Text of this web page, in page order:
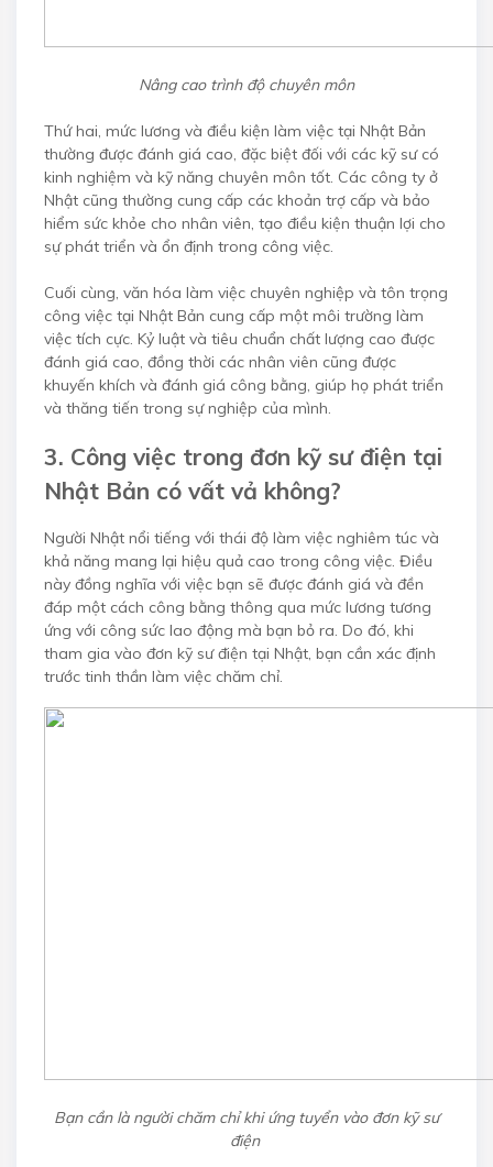
Nâng cao trình độ chuyên môn
Thứ hai, mức lương và điều kiện làm việc tại Nhật Bản
thường được đánh giá cao, đặc biệt đối với các kỹ sư có
kinh nghiệm và kỹ năng chuyên môn tốt. Các công ty ở
Nhật cũng thường cung cấp các khoản trợ cấp và bảo
hiểm sức khỏe cho nhân viên, tạo điều kiện thuận lợi cho
sự phát triển và ổn định trong công việc.
Cuối cùng, văn hóa làm việc chuyên nghiệp và tôn trọng
công việc tại Nhật Bản cung cấp một môi trường làm
việc tích cực. Kỷ luật và tiêu chuẩn chất lượng cao được
đánh giá cao, đồng thời các nhân viên cũng được
khuyến khích và đánh giá công bằng, giúp họ phát triển
và thăng tiến trong sự nghiệp của mình.
3. Công việc trong đơn kỹ sư điện tại
Nhật Bản có vất vả không?
Người Nhật nổi tiếng với thái độ làm việc nghiêm túc và
khả năng mang lại hiệu quả cao trong công việc. Điều
này đồng nghĩa với việc bạn sẽ được đánh giá và đền
đáp một cách công bằng thông qua mức lương tương
ứng với công sức lao động mà bạn bỏ ra. Do đó, khi
tham gia vào đơn kỹ sư điện tại Nhật, bạn cần xác định
trước tinh thần làm việc chăm chỉ.
Bạn cần là người chăm chỉ khi ứng tuyển vào đơn kỹ sư
điện